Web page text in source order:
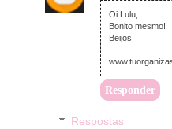
Oi Lulu,
Bonito mesmo!
Beijos
Responder
Respostas